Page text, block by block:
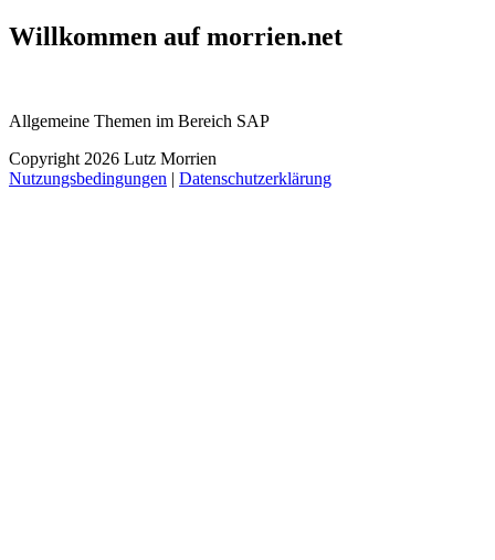
Willkommen auf morrien.net
Allgemeine Themen im Bereich SAP
Copyright 2026 Lutz Morrien
Nutzungsbedingungen | Datenschutzerklärung